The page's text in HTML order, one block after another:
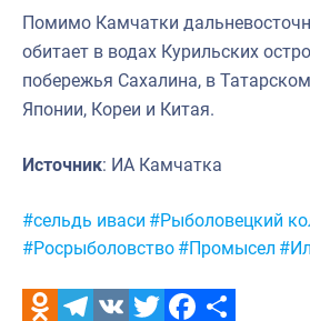
Помимо Камчатки
обитает в водах Курильских
побережья Сахалина, в
Японии, Кореи и Китая.
Источник: ИА Камчатка
Метки:
#сельдь иваси #Рыболовецкий
#Росрыболовство #Промысел